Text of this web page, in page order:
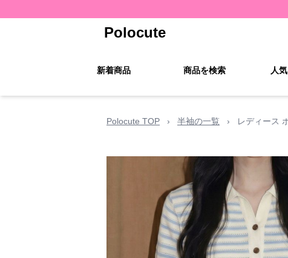
Polocute
新着商品 商品を検索 人
Polocute TOP › 半袖の一覧 › レディース